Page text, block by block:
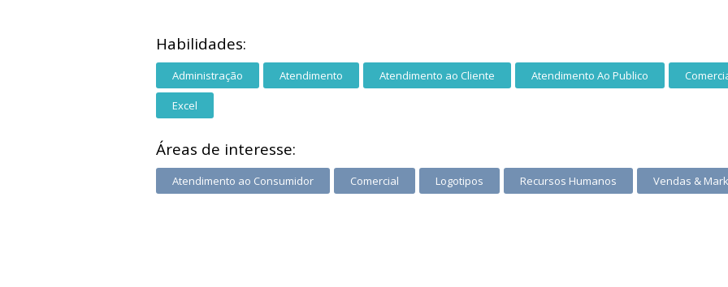
Habilidades:
Administração Atendimento Atendimento ao Cliente Atendimento Ao Publico
Excel
Áreas de interesse:
Atendimento ao Consumidor Comercial Logotipos Recursos Humanos Vendas &